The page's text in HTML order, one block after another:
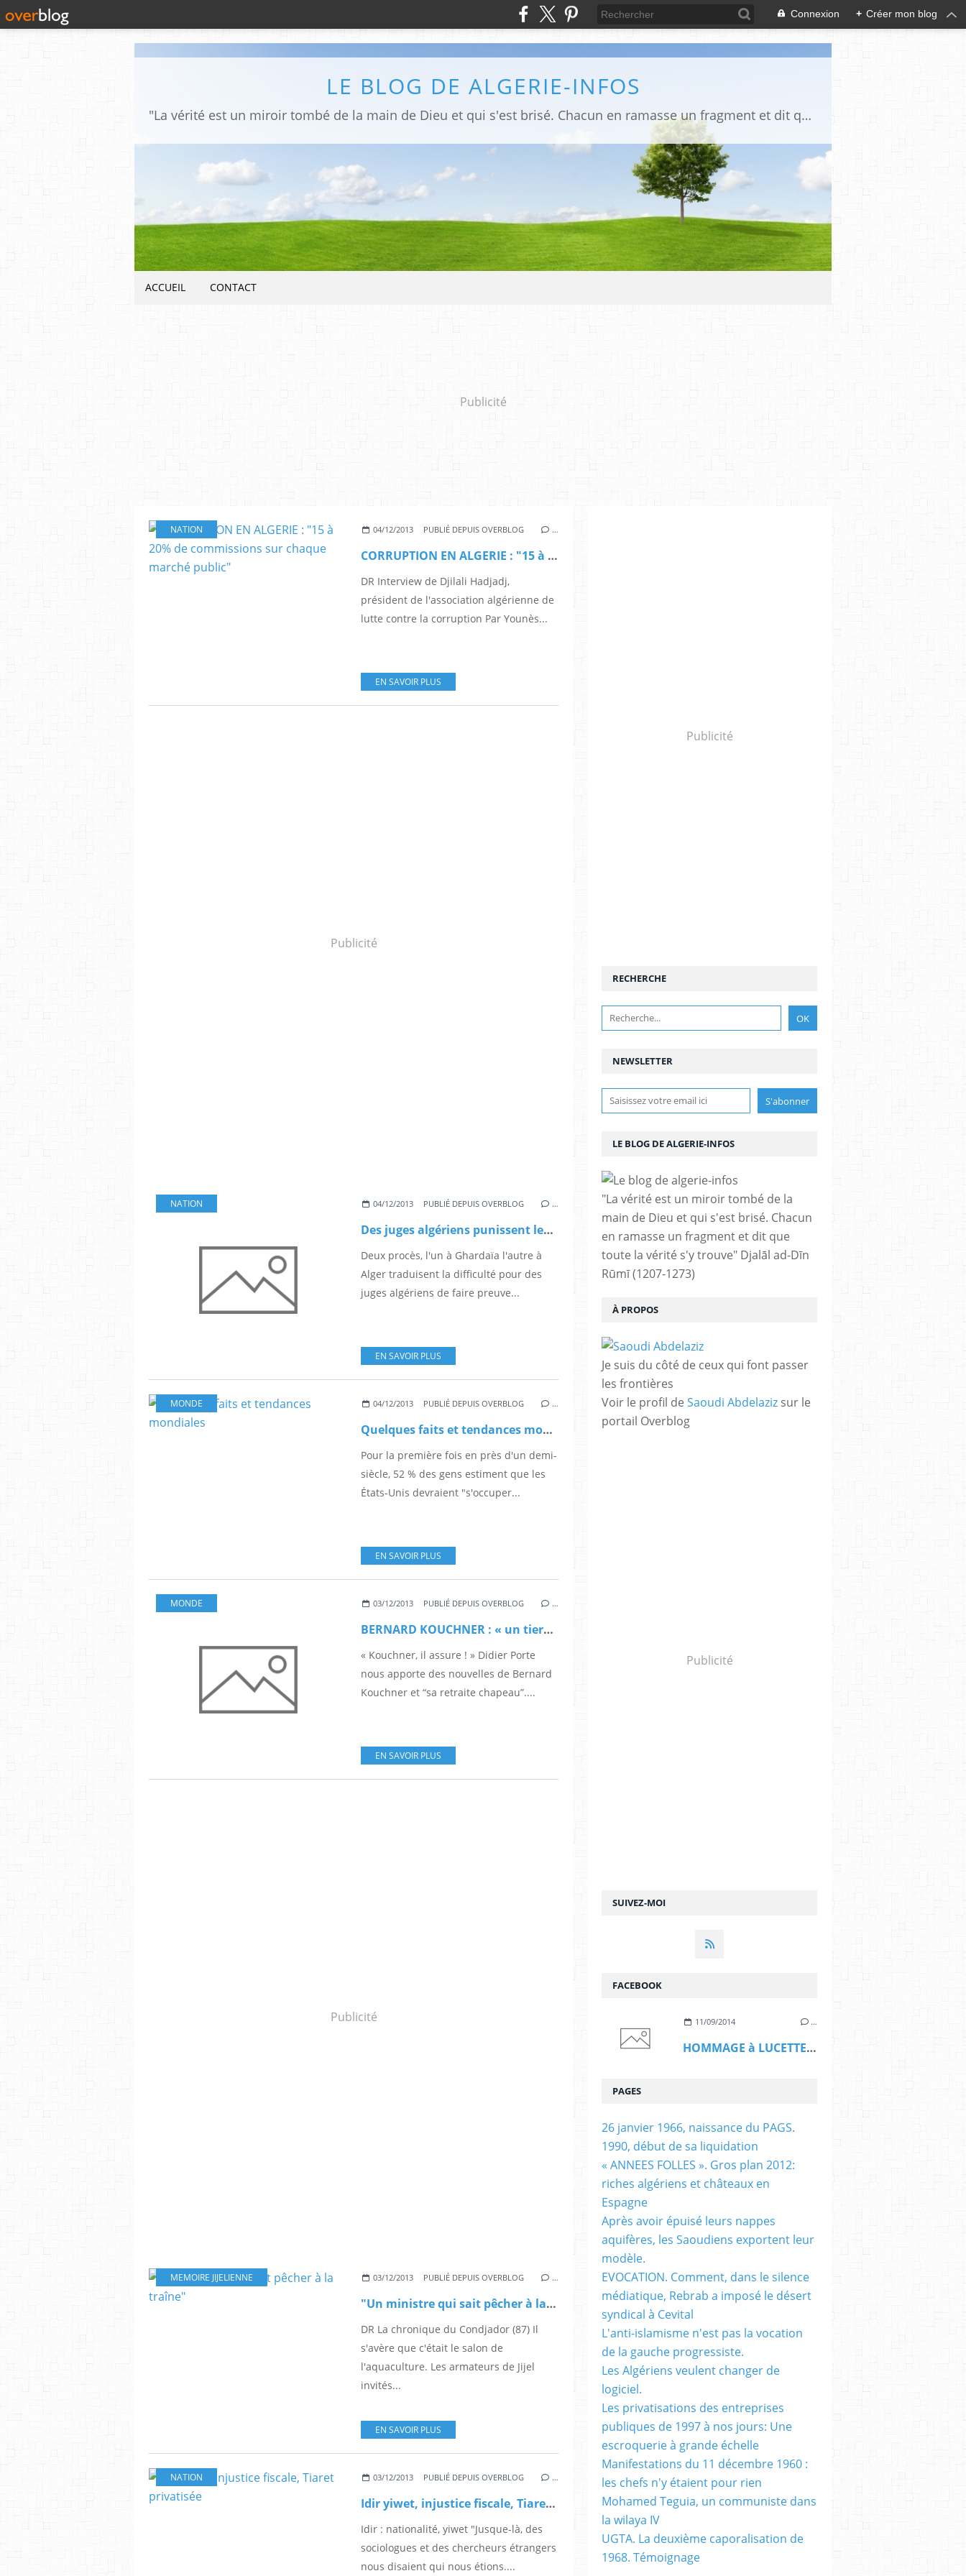
Connexion + Créer mon blog
LE BLOG DE ALGERIE-INFOS
"La vérité est un miroir tombé de la main de Dieu et qui s'est brisé. Chacun en ramasse un fragment et dit que toute la vérité s'y trouve" Djalāl ad-Dīn Rūmī (1207-1273)
ACCUEIL CONTACT
Publicité
NATION 04/12/2013 PUBLIÉ DEPUIS OVERBLOG …
CORRUPTION EN ALGERIE : "15 à 20% de commissions sur chaque marché public"
DR Interview de Djilali Hadjadj,
président de l'association algérienne de
lutte contre la corruption Par Younès...
EN SAVOIR PLUS
Publicité
NATION 04/12/2013 PUBLIÉ DEPUIS OVERBLOG …
Des juges algériens punissent les militants et épargnent les fils à papa
Deux procès, l'un à Ghardaïa l'autre à
Alger traduisent la difficulté pour des
juges algériens de faire preuve...
EN SAVOIR PLUS
MONDE 04/12/2013 PUBLIÉ DEPUIS OVERBLOG …
Quelques faits et tendances mondiales
Pour la première fois en près d'un demi-
siècle, 52 % des gens estiment que les
États-Unis devraient "s'occuper...
EN SAVOIR PLUS
MONDE 03/12/2013 PUBLIÉ DEPUIS OVERBLOG …
BERNARD KOUCHNER : « un tiers mondiste, un tiers mondain et un tiers âpre au gain"
« Kouchner, il assure ! » Didier Porte
nous apporte des nouvelles de Bernard
Kouchner et “sa retraite chapeau”....
EN SAVOIR PLUS
Publicité
MEMOIRE JIJELIENNE 03/12/2013 PUBLIÉ DEPUIS OVERBLOG …
"Un ministre qui sait pêcher à la traîne"
DR La chronique du Condjador (87) Il
s'avère que c'était le salon de
l'aquaculture. Les armateurs de Jijel
invités...
EN SAVOIR PLUS
NATION 03/12/2013 PUBLIÉ DEPUIS OVERBLOG …
Idir yiwet, injustice fiscale, Tiaret privatisée
Idir : nationalité, yiwet "Jusque-là, des
sociologues et des chercheurs étrangers
nous disaient qui nous étions....
Publicité
NEWSLETTER
SUIVEZ-MOI
RECHERCHE
LE BLOG DE ALGERIE-INFOS
"La vérité est un miroir tombé de la
main de Dieu et qui s'est brisé. Chacun
en ramasse un fragment et dit que
toute la vérité s'y trouve" Djalāl ad-Dīn
Rūmī (1207-1273)
À PROPOS
Je suis du côté de ceux qui font passer
les frontières
Voir le profil de Saoudi Abdelaziz sur le
portail Overblog
Publicité
FACEBOOK
11/09/2014 …
HOMMAGE à LUCETTE HADJ ALI
PAGES
26 janvier 1966, naissance du PAGS.
1990, début de sa liquidation
« ANNEES FOLLES ». Gros plan 2012:
riches algériens et châteaux en
Espagne
Après avoir épuisé leurs nappes
aquifères, les Saoudiens exportent leur
modèle.
EVOCATION. Comment, dans le silence
médiatique, Rebrab a imposé le désert
syndical à Cevital
L'anti-islamisme n'est pas la vocation
de la gauche progressiste.
Les Algériens veulent changer de
logiciel.
Les privatisations des entreprises
publiques de 1997 à nos jours: Une
escroquerie à grande échelle
Manifestations du 11 décembre 1960 :
les chefs n'y étaient pour rien
Mohamed Teguia, un communiste dans
la wilaya IV
UGTA. La deuxième caporalisation de
1968. Témoignage